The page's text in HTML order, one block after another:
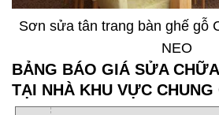
Sơn sửa tân trang bàn ghế gỗ
NEO
BẢNG BÁO GIÁ SỬA
TẠI NHÀ KHU VỰC